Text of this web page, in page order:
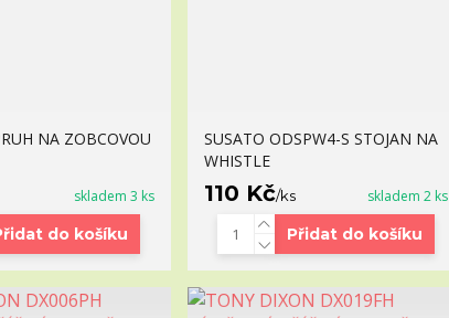
NA ZOBCOVOU
skladem 3 ks
do košíku
SUSATO ODSPW4-S STOJAN NA
WHISTLE
110 Kč/ks skladem 2 ks
Přidat do košíku